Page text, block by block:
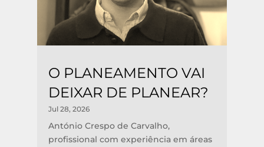
O PLANEAMENTO VAI
DEIXAR DE PLANEAR?
Jul 28, 2026
António Crespo de Carvalho,
profissional com experiência em áreas